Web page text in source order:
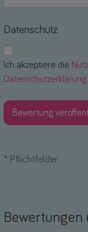
Datenschutz
Ich akzeptiere die
Datenschutzerklärung
* Pflichtfelder